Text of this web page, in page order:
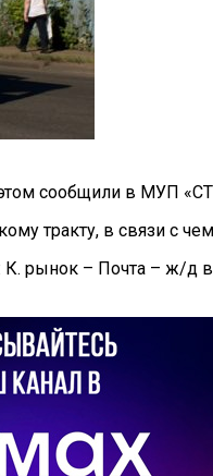
сообщили в МУП
тракту, в связи с
рынок – Почта – ж/д